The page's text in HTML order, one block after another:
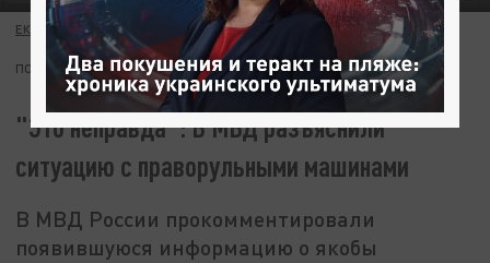
ЕКАТЕРИНА ЧИЧУРИНА 29 ИЮЛЯ 19:45
ПОДПИШИТЕСЬ:
"Это неправда": В МВД разъяснили
ситуацию с праворульными машинами
В МВД России прокомментировали
появившуюся информацию о якобы